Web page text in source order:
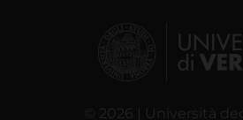
© 2026 | Università